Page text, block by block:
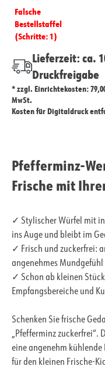
Falsche
Bestellstaffel
(Schritte: 1)
Lieferzeit: ca.
Druckfreigabe
* zzgl. Einrichtekosten:
MwSt.
Kosten für Digitaldruck
Pfefferminz-
Frische mit
✓ Stylischer Würfel mit
ins Auge und bleibt im
✓ Frisch und zuckerfrei:
angenehmes
✓ Schon ab kleinen
Empfangsbereiche und
Schenken Sie frische
„Pfefferminz zuckerfrei“.
eine angenehm
für den kleinen Frische-